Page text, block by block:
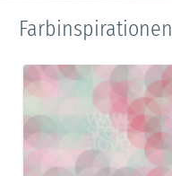
Farbinspirationen